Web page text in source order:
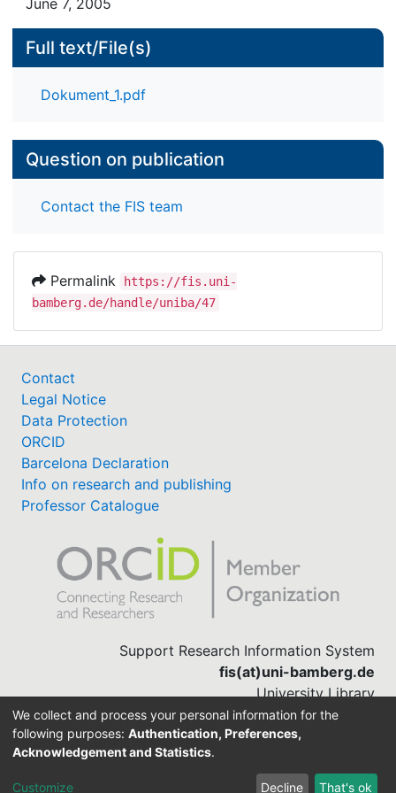
von Verhaltensauffälligkeiten und den
Beratungsbedarf sind in Brandenburg niedriger als
in den anderen Regionen, die sich untereinander
nicht signifikant unterscheiden.
Full text/File(s)
Dokument_1.pdf
Question on publication
Contact the FIS team
Permalink
https://fis.uni-
bamberg.de/handle/uniba/47
Contact
Legal Notice
Data Protection
ORCID
Barcelona Declaration
Info on research and publishing
Professor Catalogue
Support Research Information System
fis(at)uni-bamberg.de
University Library
(0951) 863-1568
DSpace-CRIS software
We collect and process your personal information for the
following purposes: Authentication, Preferences,
Acknowledgement and Statistics.
Customize Decline That's ok